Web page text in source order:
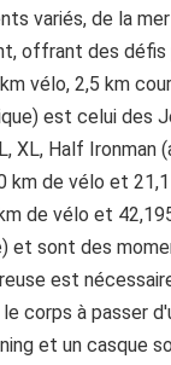
variés, de la
offrant des
vélo, 2,5 km
est celui des
Half
de vélo et
de vélo et
sont des
est
corps à passer
et un casque